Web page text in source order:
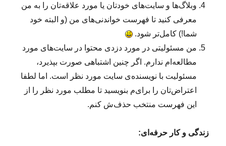
وبلاگ‌ها و سایت‌های‌ خودتان یا مورد علاقه‌تان را به من
معرفی کنید تا فهرست خواندنی‌های من (و البته خود
شما!) کامل‌تر شود.
من مسئولیتی در مورد دزدی محتوا در سایت‌های مورد
مطالعه‌ام ندارم. اگر چنین اشتباهی صورت بپذیرد،
مسئولیت با نویسنده‌ی سایت مورد نظر است. اما لطفا
اعتراض‌تان را برای‌م بنویسید تا مطلب مورد نظر را از
این فهرست منتخب حذف‌ش کنم.
زندگی و کار حرفه‌ای: